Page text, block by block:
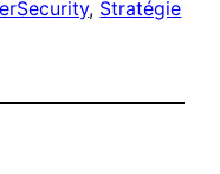
, Stratégie